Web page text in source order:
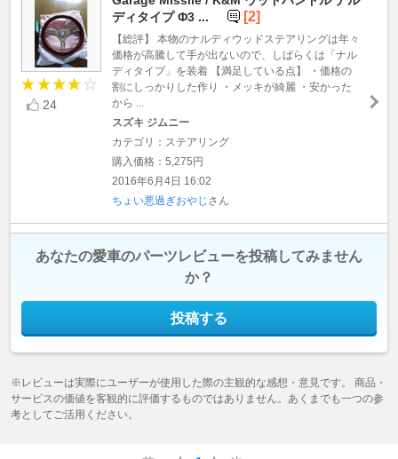
24
ディタイプ Φ3 ...
[2]
【総評】 本物のナルディウッドステアリングは年々
価格が高騰して手が出ないので、しばらくは「ナル
ディタイプ」を装着 【満足している点】 ・価格の
割にしっかりした作り ・メッキが綺麗 ・安かった
から ...
スズキ ジムニー
カテゴリ：ステアリング
購入価格：5,275円
2016年6月4日 16:02
ちょい悪過ぎおやじ さん
あなたの愛車のパーツレビューを投稿してみません
か？
投稿する
※レビューは実際にユーザーが使用した際の主観的な感想・意見です。 商品・
サービスの価値を客観的に評価するものではありません。あくまでも一つの参
考としてご活用ください。